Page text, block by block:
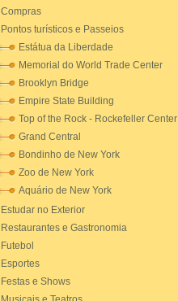
Compras
Pontos turísticos e Passeios
Estátua da Liberdade
Memorial do World Trade Center
Brooklyn Bridge
Empire State Building
Top of the Rock - Rockefeller Center
Grand Central
Bondinho de New York
Zoo de New York
Aquário de New York
Estudar no Exterior
Restaurantes e Gastronomia
Futebol
Esportes
Festas e Shows